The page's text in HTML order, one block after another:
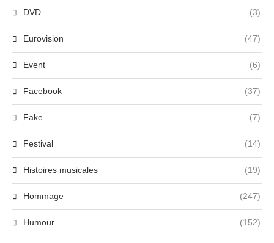
DVD (3)
Eurovision (47)
Event (6)
Facebook (37)
Fake (7)
Festival (14)
Histoires musicales (19)
Hommage (247)
Humour (152)